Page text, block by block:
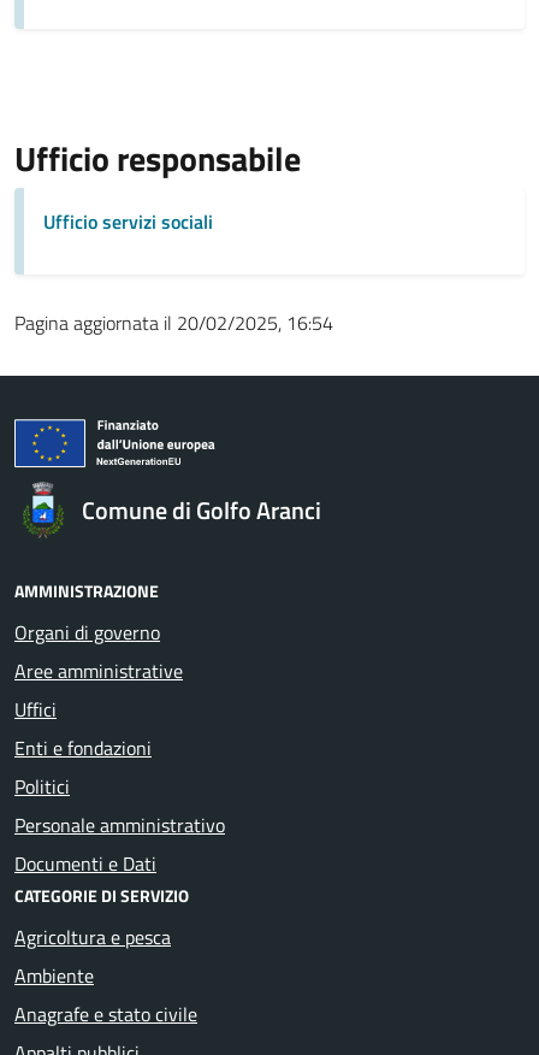
Ufficio responsabile
Ufficio servizi sociali
Pagina aggiornata il 20/02/2025, 16:54
Comune di Golfo Aranci
AMMINISTRAZIONE
Organi di governo
Aree amministrative
Uffici
Enti e fondazioni
Politici
Personale amministrativo
Documenti e Dati
CATEGORIE DI SERVIZIO
Agricoltura e pesca
Ambiente
Anagrafe e stato civile